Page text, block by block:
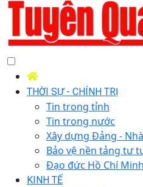
THỜI SỰ - CHÍNH TRỊ
Tin trong tỉnh
Tin trong nước
Xây dựng Đảng -
Bảo vệ nền tảng tư
Đạo đức Hồ Chí Minh
KINH TẾ